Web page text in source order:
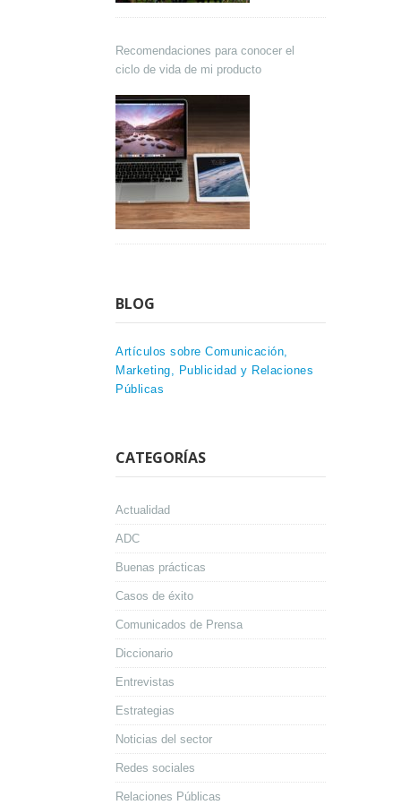
Recomendaciones para conocer el
ciclo de vida de mi producto
BLOG
Artículos sobre Comunicación,
Marketing, Publicidad y Relaciones
Públicas
CATEGORÍAS
Actualidad
ADC
Buenas prácticas
Casos de éxito
Comunicados de Prensa
Diccionario
Entrevistas
Estrategias
Noticias del sector
Redes sociales
Relaciones Públicas